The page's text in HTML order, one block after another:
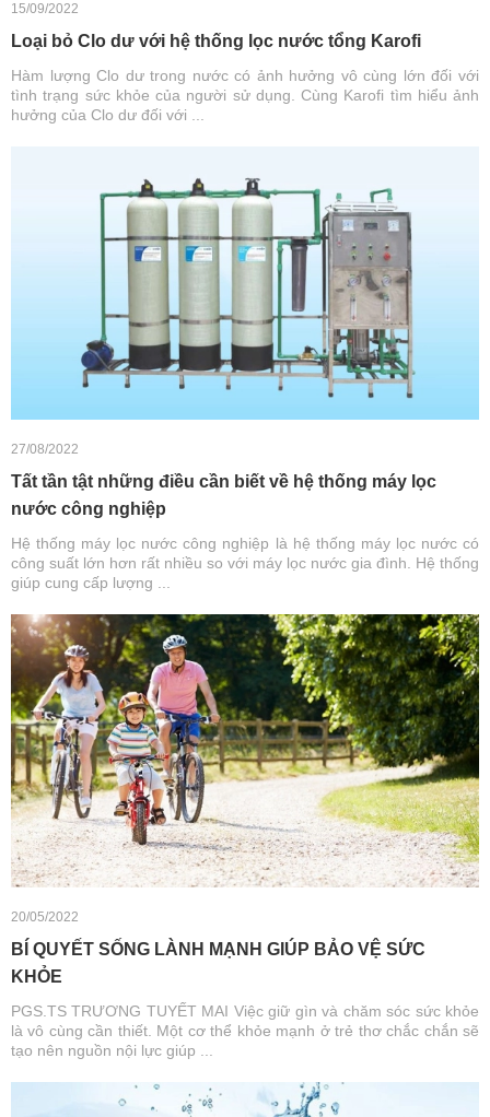
15/09/2022
Loại bỏ Clo dư với hệ thống lọc nước tổng Karofi
Hàm lượng Clo dư trong nước có ảnh hưởng vô cùng lớn đối với
tình trạng sức khỏe của người sử dụng. Cùng Karofi tìm hiểu ảnh
hưởng của Clo dư đối với ...
27/08/2022
Tất tần tật những điều cần biết về hệ thống máy lọc
nước công nghiệp
Hệ thống máy lọc nước công nghiệp là hệ thống máy lọc nước có
công suất lớn hơn rất nhiều so với máy lọc nước gia đình. Hệ thống
giúp cung cấp lượng ...
20/05/2022
BÍ QUYẾT SỐNG LÀNH MẠNH GIÚP BẢO VỆ SỨC
KHỎE
PGS.TS TRƯƠNG TUYẾT MAI Việc giữ gìn và chăm sóc sức khỏe
là vô cùng cần thiết. Một cơ thể khỏe mạnh ở trẻ thơ chắc chắn sẽ
tạo nên nguồn nội lực giúp ...